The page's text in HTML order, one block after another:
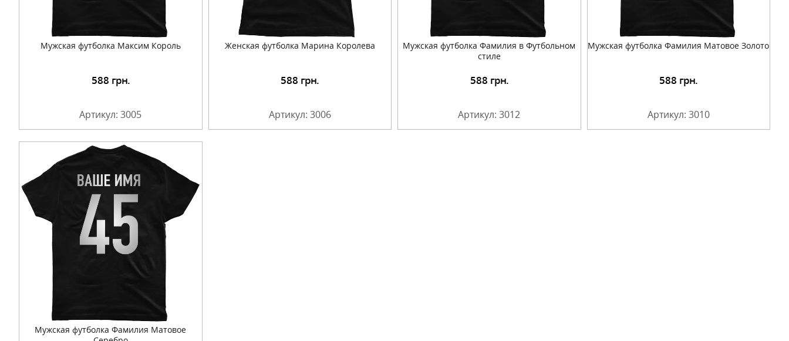
Мужская футболка Максим Король
588 грн.
Артикул: 3005
Женская футболка Марина Королева
Подробнее 588 грн.
Артикул: 3006
Мужская футболка Фамилия в Футбольном
стиле
Подробнее 588 грн.
Артикул: 3012
Мужская футболка Фамилия Матовое Золото
Подробнее 588 грн.
Артикул: 3010
Мужская футболка Фамилия Матовое